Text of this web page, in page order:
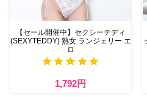
【セール開催中】セクシーテディ
(SEXYTEDDY) 熟女 ランジェリー エ
ロ
1,792円